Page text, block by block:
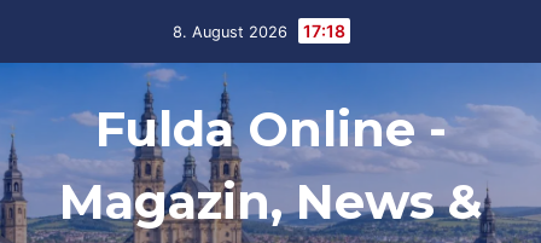
8. August 2026 17:18
Fulda Online -
Magazin, News &